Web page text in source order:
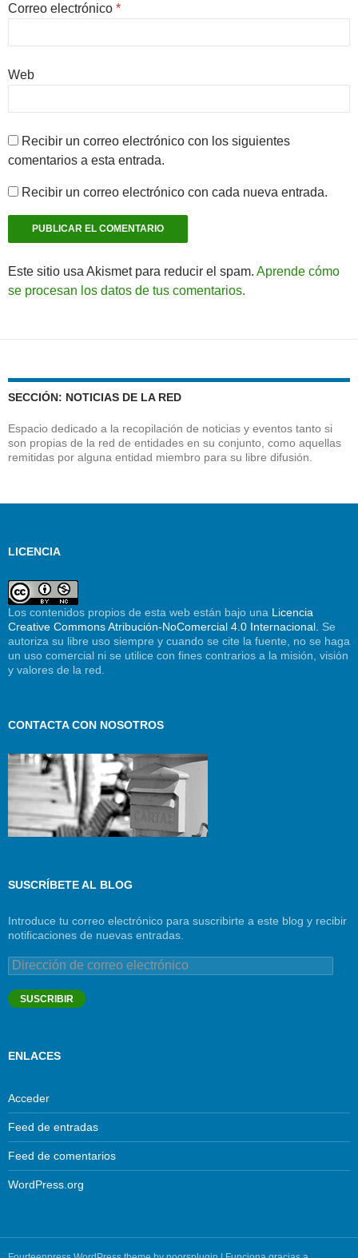
Correo electrónico *
Web
Recibir un correo electrónico con los siguientes
comentarios a esta entrada.
Recibir un correo electrónico con cada nueva entrada.
Este sitio usa Akismet para reducir el spam. Aprende cómo
se procesan los datos de tus comentarios.
SECCIÓN: NOTICIAS DE LA RED
Espacio dedicado a la recopilación de noticias y eventos tanto si
son propias de la red de entidades en su conjunto, como aquellas
remitidas por alguna entidad miembro para su libre difusión.
LICENCIA
Los contenidos propios de esta web están bajo una Licencia
Creative Commons Atribución-NoComercial 4.0 Internacional. Se
autoriza su libre uso siempre y cuando se cite la fuente, no se haga
un uso comercial ni se utilice con fines contrarios a la misión, visión
y valores de la red.
CONTACTA CON NOSOTROS
SUSCRÍBETE AL BLOG
Introduce tu correo electrónico para suscribirte a este blog y recibir
notificaciones de nuevas entradas.
Dirección
de
correo
electrónico
SUSCRIBIR
ENLACES
Acceder
Feed de entradas
Feed de comentarios
WordPress.org